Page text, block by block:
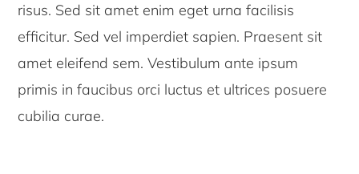
risus. Sed sit amet enim eget urna facilisis
efficitur. Sed vel imperdiet sapien. Praesent sit
amet eleifend sem. Vestibulum ante ipsum
primis in faucibus orci luctus et ultrices posuere
cubilia curae.